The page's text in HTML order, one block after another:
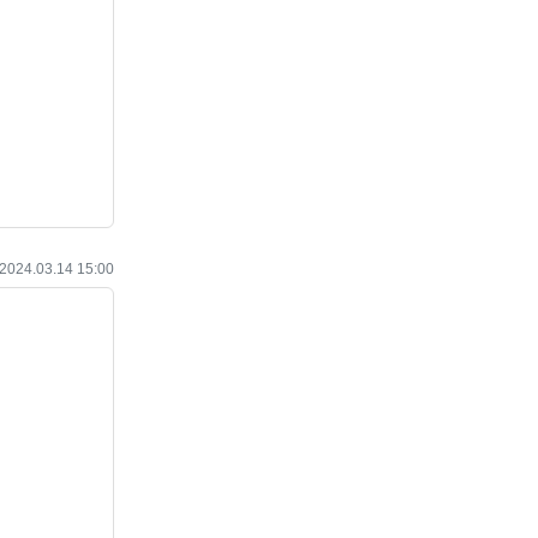
성일 15:00